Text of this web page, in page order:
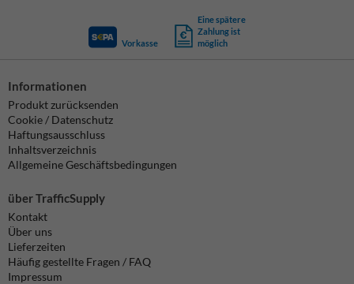
Vorkasse
Eine spätere
Zahlung ist
möglich
Informationen
Produkt zurücksenden
Cookie / Datenschutz
Haftungsausschluss
Inhaltsverzeichnis
Allgemeine Geschäftsbedingungen
über TrafficSupply
Kontakt
Über uns
Lieferzeiten
Häufig gestellte Fragen / FAQ
Impressum